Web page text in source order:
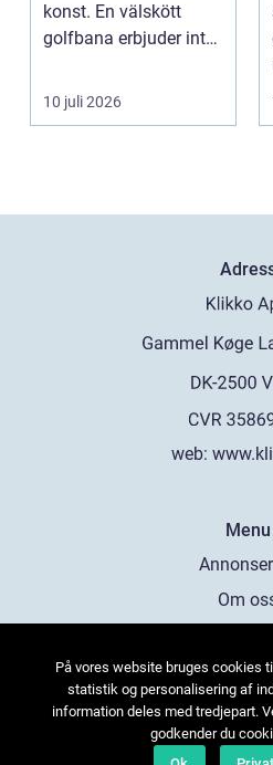
konst. En välskött
golfbana erbjuder inte
10 juli 2026
web:
Menu
Om
Kontakta
På vores website bruges cookies
statistik og personalisering af
information deles med tredjepart.
godkender du